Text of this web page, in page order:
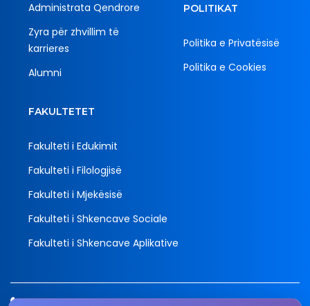
Administrata Qendrore
Zyra për zhvillim të
karrieres
Alumni
POLITIKAT
Politika e Privatësisë
Politika e Cookies
FAKULTETET
Fakulteti i Edukimit
Fakulteti i Filologjisë
Fakulteti i Mjekësisë
Fakulteti i Shkencave Sociale
Fakulteti i Shkencave Aplikative
Tel.